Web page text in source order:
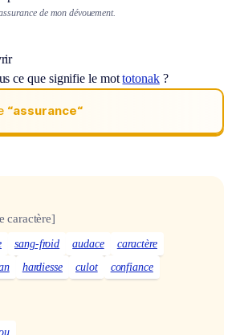
de mon dévouement.
ce que signifie le mottotonak?
“assurance“
caractère]
sang-froid audace
caractère
hardiesse culot
confiance